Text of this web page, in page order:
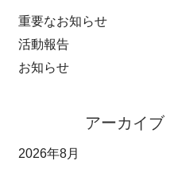
重要なお知らせ
活動報告
お知らせ
アーカイブ
2026年8月